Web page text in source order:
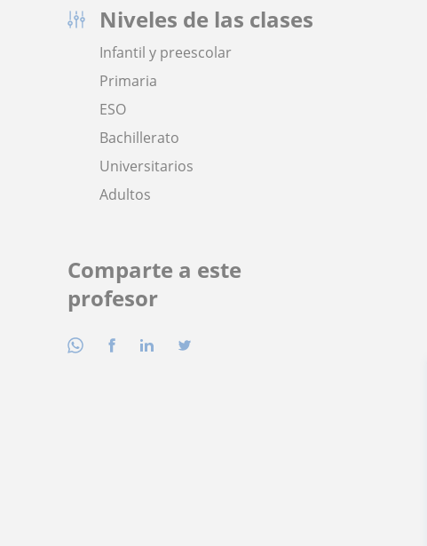
Niveles de las clases
Infantil y preescolar
Primaria
ESO
Bachillerato
Universitarios
Adultos
Comparte a este
profesor